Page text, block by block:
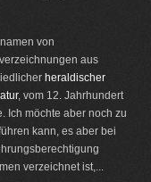
von
aus
heraldischer
, vom 12. Jahrhundert
Ich möchte aber noch zu
kann, es aber bei
verzeichnet ist,...